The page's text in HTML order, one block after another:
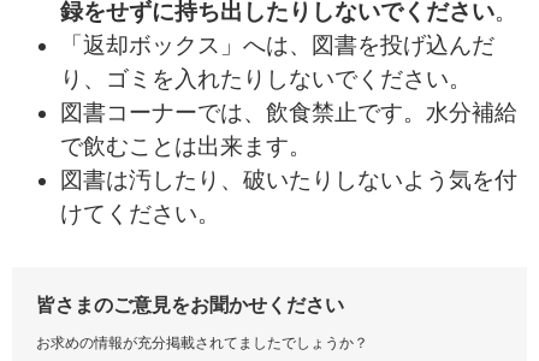
録をせずに持ち出したりしないでください。
「返却ボックス」へは、図書を投げ込んだ
り、ゴミを入れたりしないでください。
図書コーナーでは、飲食禁止です。水分補給
で飲むことは出来ます。
図書は汚したり、破いたりしないよう気を付
けてください。
皆さまのご意見をお聞かせください
お求めの情報が充分掲載されてましたでしょうか？